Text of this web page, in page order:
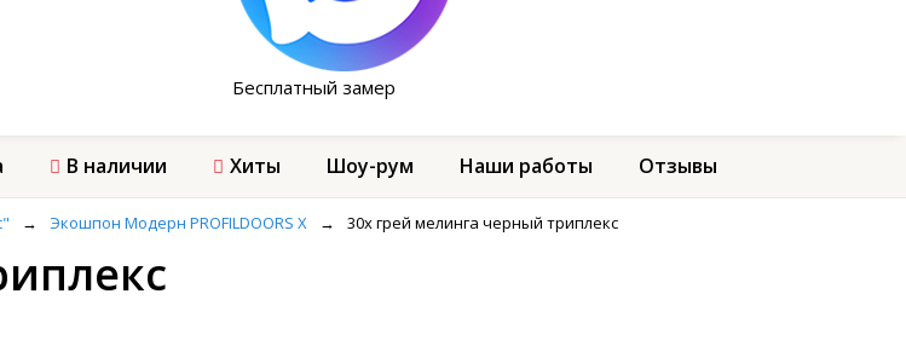
Бесплатный замер
В наличии Хиты Шоу-рум Наши работы Отзывы
→ Экошпон Модерн PROFILDOORS X → 30х грей мелинга черный триплекс